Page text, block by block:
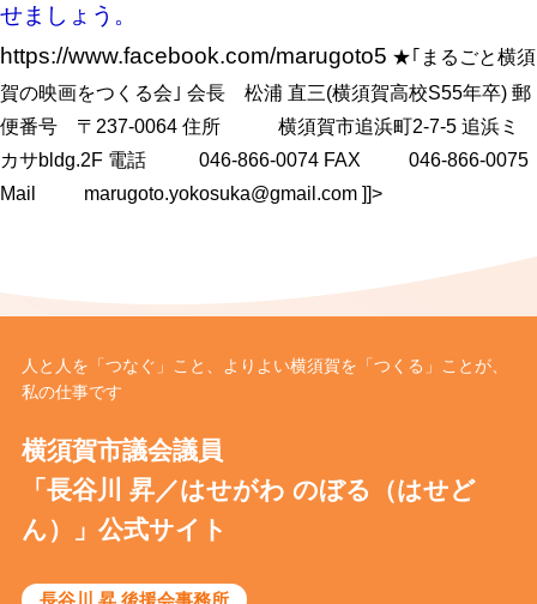
せましょう。
https://www.facebook.com/marugoto5 ★｢まるごと横須
賀の映画をつくる会｣ 会長 松浦 直三(横須賀高校S55年卒) 郵
便番号 〒237-0064 住所 横須賀市追浜町2-7-5 追浜ミ
カサbldg.2F 電話 046-866-0074 FAX 046-866-0075
Mail marugoto.yokosuka@gmail.com ]]>
人と人を「つなぐ」こと、よりよい横須賀を「つくる」ことが、
私の仕事です
横須賀市議会議員
「長谷川 昇／はせがわ のぼる（はせど
ん）」公式サイト
長谷川 昇 後援会事務所